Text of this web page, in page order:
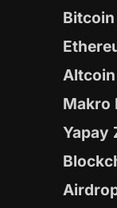
Bitcoin
Makro
Yapay